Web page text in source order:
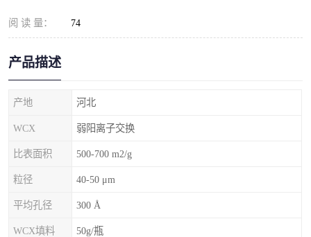
阅 读 量： 74
产品描述
产地 河北
WCX 弱阳离子交换
比表面积 500-700 m2/g
粒径 40-50 μm
平均孔径 300 Å
WCX填料 50g/瓶